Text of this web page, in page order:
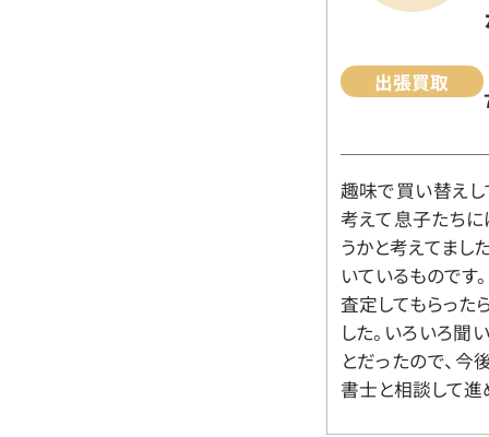
出張買取
趣味で買い替え
考えて息子たち
うかと考えてまし
いているものです。
査定してもらった
した。いろいろ聞
とだったので、
書士と相談して進